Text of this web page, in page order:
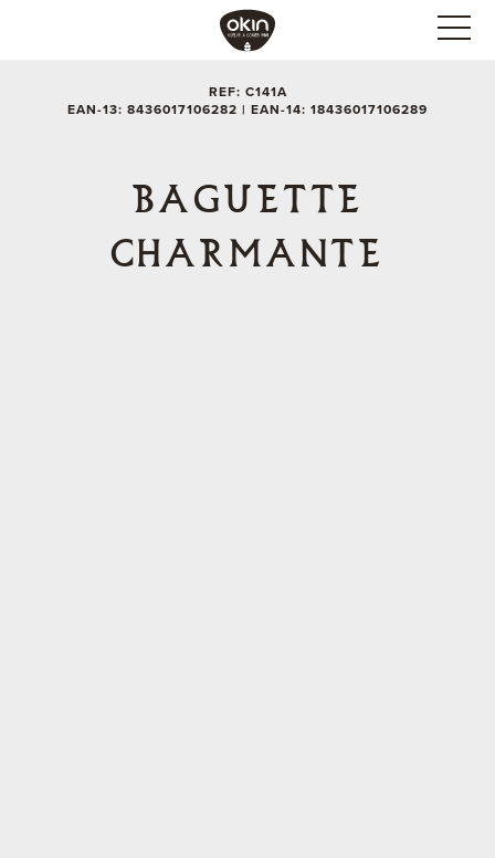
REF: C141A
EAN-13: 8436017106282 | EAN-14: 18436017106289
BAGUETTE
CHARMANTE